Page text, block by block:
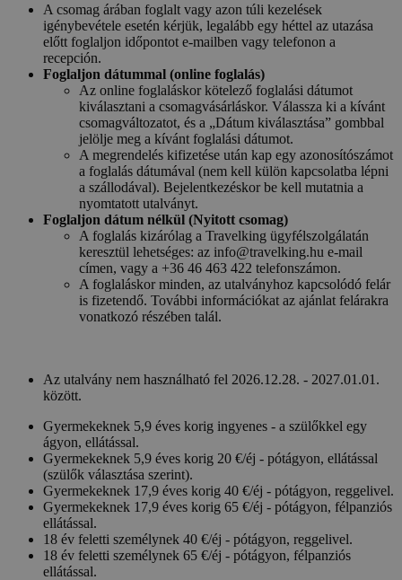
A csomag árában foglalt vagy azon túli kezelések
igénybevétele esetén kérjük, legalább egy héttel az utazása
előtt foglaljon időpontot e-mailben vagy telefonon a
recepción.
Foglaljon dátummal (online foglalás)
Az online foglaláskor kötelező foglalási dátumot
kiválasztani a csomagvásárláskor. Válassza ki a kívánt
csomagváltozatot, és a „Dátum kiválasztása” gombbal
jelölje meg a kívánt foglalási dátumot.
A megrendelés kifizetése után kap egy azonosítószámot
a foglalás dátumával (nem kell külön kapcsolatba lépni
a szállodával). Bejelentkezéskor be kell mutatnia a
nyomtatott utalványt.
Foglaljon dátum nélkül (Nyitott csomag)
A foglalás kizárólag a Travelking ügyfélszolgálatán
keresztül lehetséges: az info@travelking.hu e-mail
címen, vagy a +36 46 463 422 telefonszámon.
A foglaláskor minden, az utalványhoz kapcsolódó felár
is fizetendő. További információkat az ajánlat felárakra
vonatkozó részében talál.
Az utalvány nem használható fel 2026.12.28. - 2027.01.01.
között.
Gyermekeknek 5,9 éves korig ingyenes - a szülőkkel egy
ágyon, ellátással.
Gyermekeknek 5,9 éves korig 20 €/éj - pótágyon, ellátással
(szülők választása szerint).
Gyermekeknek 17,9 éves korig 40 €/éj - pótágyon, reggelivel.
Gyermekeknek 17,9 éves korig 65 €/éj - pótágyon, félpanziós
ellátással.
18 év feletti személynek 40 €/éj - pótágyon, reggelivel.
18 év feletti személynek 65 €/éj - pótágyon, félpanziós
ellátással.